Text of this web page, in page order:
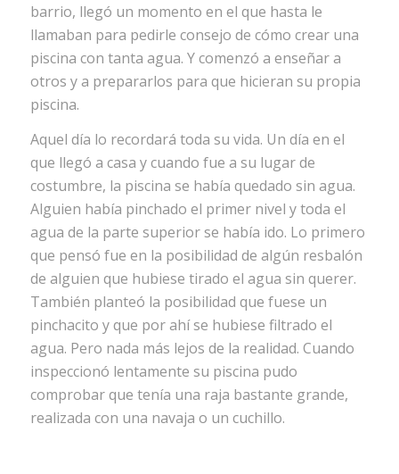
barrio, llegó un momento en el que hasta le
llamaban para pedirle consejo de cómo crear una
piscina con tanta agua. Y comenzó a enseñar a
otros y a prepararlos para que hicieran su propia
piscina.
Aquel día lo recordará toda su vida. Un día en el
que llegó a casa y cuando fue a su lugar de
costumbre, la piscina se había quedado sin agua.
Alguien había pinchado el primer nivel y toda el
agua de la parte superior se había ido. Lo primero
que pensó fue en la posibilidad de algún resbalón
de alguien que hubiese tirado el agua sin querer.
También planteó la posibilidad que fuese un
pinchacito y que por ahí se hubiese filtrado el
agua. Pero nada más lejos de la realidad. Cuando
inspeccionó lentamente su piscina pudo
comprobar que tenía una raja bastante grande,
realizada con una navaja o un cuchillo.